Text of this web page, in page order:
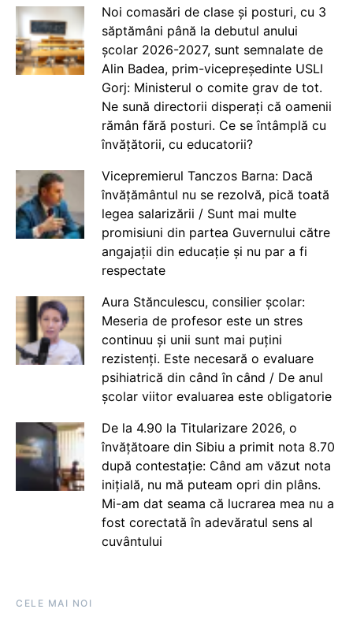
Noi comasări de clase și posturi, cu 3
săptămâni până la debutul anului
școlar 2026-2027, sunt semnalate de
Alin Badea, prim-vicepreședinte USLI
Gorj: Ministerul o comite grav de tot.
Ne sună directorii disperați că oamenii
rămân fără posturi. Ce se întâmplă cu
învățătorii, cu educatorii?
Vicepremierul Tanczos Barna: Dacă
învățământul nu se rezolvă, pică toată
legea salarizării / Sunt mai multe
promisiuni din partea Guvernului către
angajații din educație și nu par a fi
respectate
Aura Stănculescu, consilier școlar:
Meseria de profesor este un stres
continuu și unii sunt mai puțini
rezistenți. Este necesară o evaluare
psihiatrică din când în când / De anul
școlar viitor evaluarea este obligatorie
De la 4.90 la Titularizare 2026, o
învățătoare din Sibiu a primit nota 8.70
după contestație: Când am văzut nota
inițială, nu mă puteam opri din plâns.
Mi-am dat seama că lucrarea mea nu a
fost corectată în adevăratul sens al
cuvântului
CELE MAI NOI